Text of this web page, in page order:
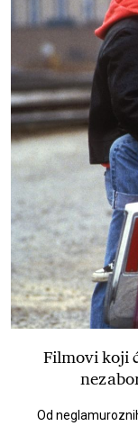
Filmovi koji
Od